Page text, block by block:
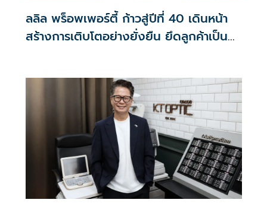
ลลิล พร็อพเพอร์ตี้ ก้าวสู่ปีที่ 40 เดินหน้า
สร้างการเติบโตอย่างยั่งยืน ยึดลูกค้าเป็น